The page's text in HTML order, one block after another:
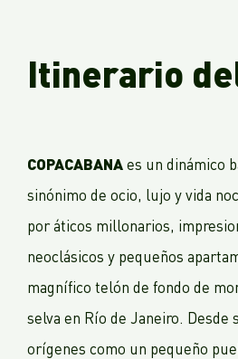
Itinerario
COPACABANAes un dinámico
sinónimo de ocio, lujo y vida
por áticos millonarios,
neoclásicos y pequeños
magnífico telón de fondo de
selva en Río de Janeiro. Desde
orígenes como un pequeño